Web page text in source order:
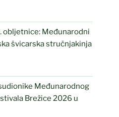
obljetnice: Međunarodni
švicarska stručnjakinja
Međunarodnog
Brežice 2026 u